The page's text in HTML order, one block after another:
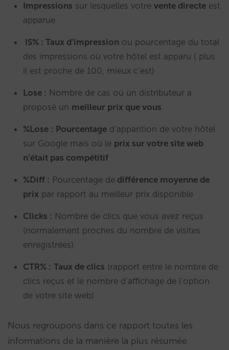
Impressions sur lesquelles votre vente directe est
apparue
IS% : Taux d’impression ou pourcentage du total
des impressions où votre hôtel est apparu ( plus
il est proche de 100, mieux c’est)
Lose : Nombre de cas où un distributeur a
proposé un meilleur prix que vous
%Lose : Pourcentage d’apparition de votre hôtel
sur Google mais où le prix sur votre site web
n’était pas compétitif
%Diff : Pourcentage de différence moyenne de
prix par rapport au meilleur prix disponible
Clicks : Nombre de clics que vous avez reçus
(normalement proches du nombre de visites
enregistrées)
CTR% : Taux de clics (rapport entre le nombre de
clics reçus et le nombre d’affichage de l’option
de votre site web)
Nous regroupons dans ce rapport toutes les
informations de la manière la plus résumée